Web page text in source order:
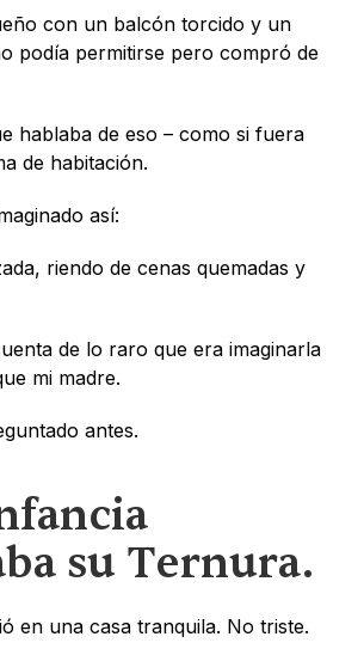
con un balcón torcido y un
podía permitirse pero compró de
hablaba de eso – como si fuera
de habitación.
así:
riendo de cenas quemadas y
de lo raro que era imaginarla
mi madre.
antes.
su Ternura.
en una casa tranquila. No triste.